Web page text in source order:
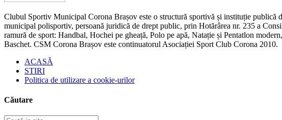
Clubul Sportiv Municipal Corona Brașov este o structură sportivă și instituție
municipal polisportiv, persoană juridică de drept public, prin Hotărârea nr. 235 a
ramură de sport: Handbal, Hochei pe gheață, Polo pe apă, Natație și Pentatlon
Baschet. CSM Corona Brașov este continuatorul Asociației Sport Club Corona 2010.
ACASĂ
STIRI
Politica de utilizare a cookie-urilor
Căutare